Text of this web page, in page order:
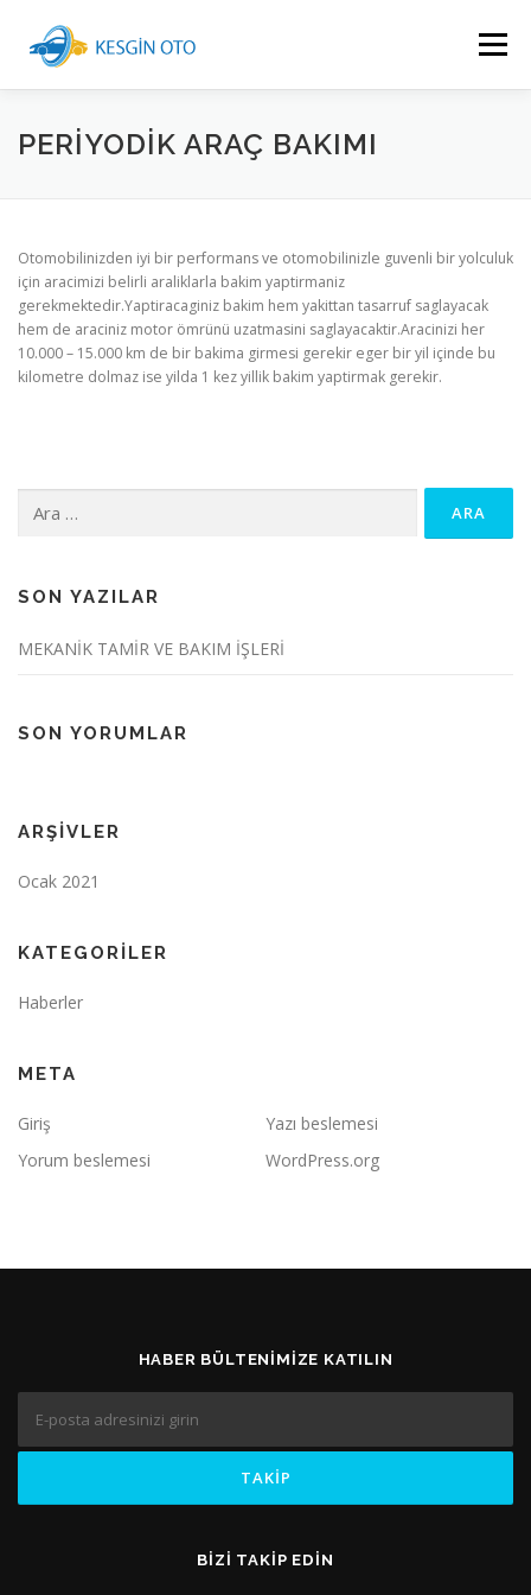
Menü
ANASAYFA ILETIŞIM
PERİYODİK ARAÇ BAKIMI
Otomobilinizden iyi bir performans ve otomobilinizle guvenli bir yolculuk
için aracimizi belirli araliklarla bakim yaptirmaniz
gerekmektedir.Yaptiracaginiz bakim hem yakittan tasarruf saglayacak
hem de araciniz motor ömrünü uzatmasini saglayacaktir.Aracinizi her
10.000 – 15.000 km de bir bakima girmesi gerekir eger bir yil içinde bu
kilometre dolmaz ise yilda 1 kez yillik bakim yaptirmak gerekir.
SON YAZILAR
MEKANİK TAMİR VE BAKIM İŞLERİ
SON YORUMLAR
ARŞIVLER
Ocak 2021
KATEGORILER
Haberler
META
Giriş
Yazı beslemesi
Yorum beslemesi
WordPress.org
HABER BÜLTENIMIZE KATILIN
BIZI TAKIP EDIN